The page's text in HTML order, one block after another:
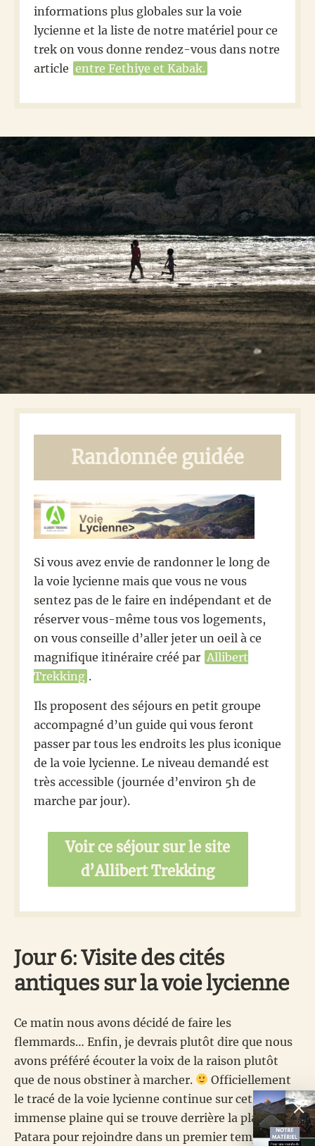
informations plus globales sur la voie
lycienne et la liste de notre matériel pour ce
trek on vous donne rendez-vous dans notre
article entre Fethiye et Kabak.
Randonnée guidée
Si vous avez envie de randonner le long de
la voie lycienne mais que vous ne vous
sentez pas de le faire en indépendant et de
réserver vous-même tous vos logements,
on vous conseille d’aller jeter un oeil à ce
magnifique itinéraire créé par Allibert
Trekking .
Ils proposent des séjours en petit groupe
accompagné d’un guide qui vous feront
passer par tous les endroits les plus iconique
de la voie lycienne. Le niveau demandé est
très accessible (journée d’environ 5h de
marche par jour).
Voir ce séjour sur le site
d’Allibert Trekking
Jour 6: Visite des cités
antiques sur la voie lycienne
Ce matin nous avons décidé de faire les
flemmards… Enfin, je devrais plutôt dire que nous
avons préféré écouter la voix de la raison plutôt
que de nous obstiner à marcher.
Officiellement
le tracé de la voie lycienne continue sur cet
immense plaine qui se trouve derrière la plage de
Patara pour rejoindre dans un premier tempsles